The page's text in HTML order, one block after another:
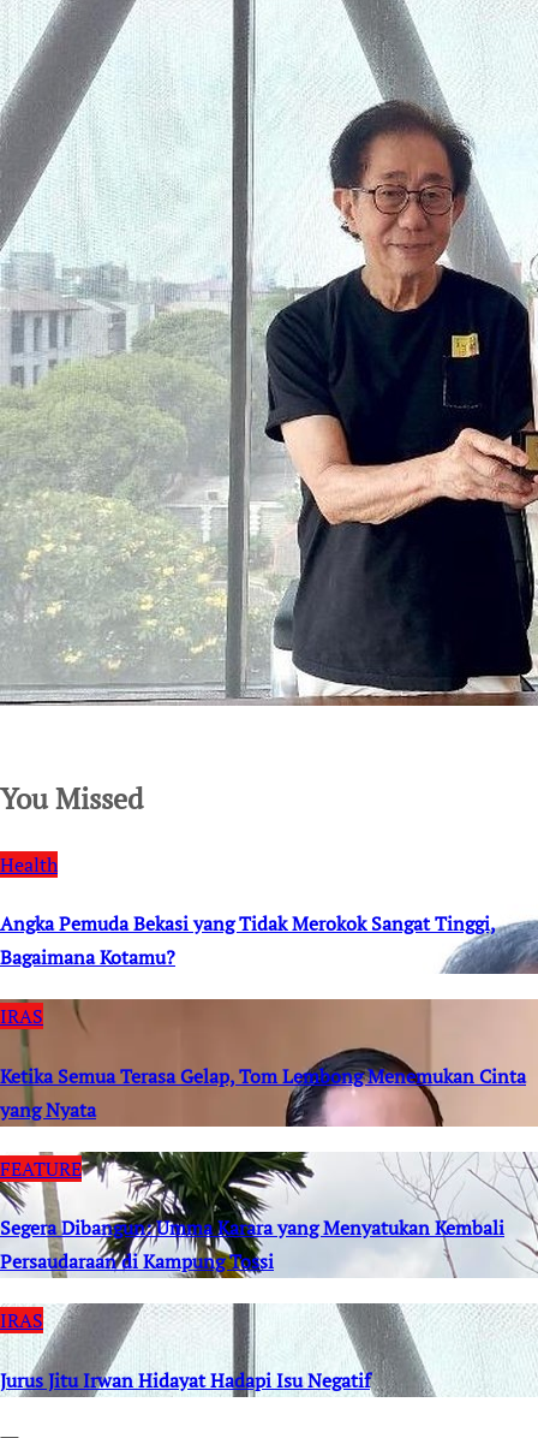
You Missed
Health
Angka Pemuda Bekasi yang Tidak Merokok Sangat Tinggi,
Bagaimana Kotamu?
IRAS
Ketika Semua Terasa Gelap, Tom Lembong Menemukan Cinta
yang Nyata
FEATURE
Segera Dibangun: Umma Karara yang Menyatukan Kembali
Persaudaraan di Kampung Tossi
IRAS
Jurus Jitu Irwan Hidayat Hadapi Isu Negatif